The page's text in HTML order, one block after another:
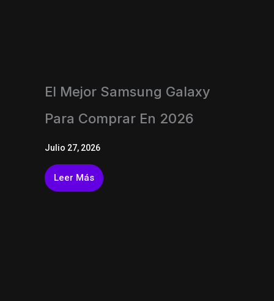
El Mejor Samsung Galaxy
Para Comprar En 2026
Julio 27, 2026
Leer Más